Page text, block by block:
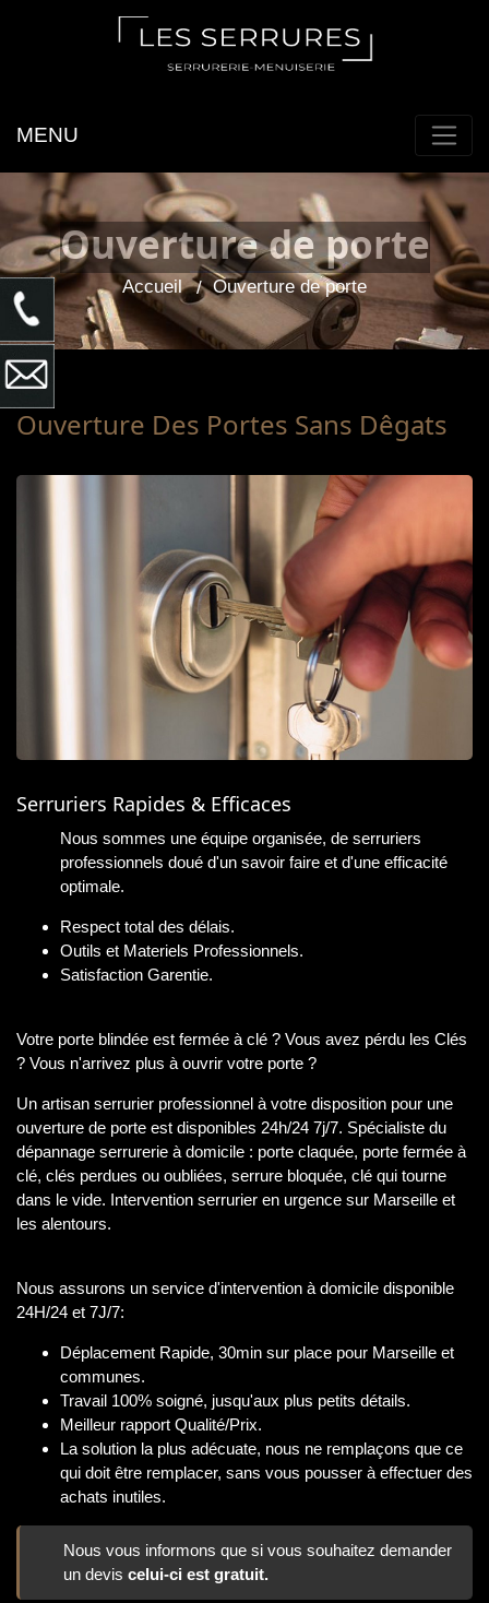
MENU
Ouverture de porte
Accueil Ouverture de porte
Ouverture Des Portes Sans Dêgats
Serruriers Rapides & Efficaces
Nous sommes une équipe organisée, de serruriers
professionnels doué d'un savoir faire et d'une efficacité
optimale.
Respect total des délais.
Outils et Materiels Professionnels.
Satisfaction Garentie.
Votre porte blindée est fermée à clé ? Vous avez pérdu les Clés
? Vous n'arrivez plus à ouvrir votre porte ?
Un artisan serrurier professionnel à votre disposition pour une
ouverture de porte est disponibles 24h/24 7j/7. Spécialiste du
dépannage serrurerie à domicile : porte claquée, porte fermée à
clé, clés perdues ou oubliées, serrure bloquée, clé qui tourne
dans le vide. Intervention serrurier en urgence sur Marseille et
les alentours.
Nous assurons un service d'intervention à domicile disponible
24H/24 et 7J/7:
Déplacement Rapide, 30min sur place pour Marseille et
communes.
Travail 100% soigné, jusqu'aux plus petits détails.
Meilleur rapport Qualité/Prix.
La solution la plus adécuate, nous ne remplaçons que ce
qui doit être remplacer, sans vous pousser à effectuer des
achats inutiles.
Nous vous informons que si vous souhaitez demander
un devis celui-ci est gratuit.